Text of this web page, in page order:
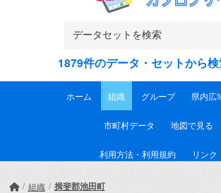
1879件のデータ・セットから
ホーム 組織 グループ 県内広
市町村データ 地図で見る
利用方法・利用規約 リンク
組織 揖斐郡池田町